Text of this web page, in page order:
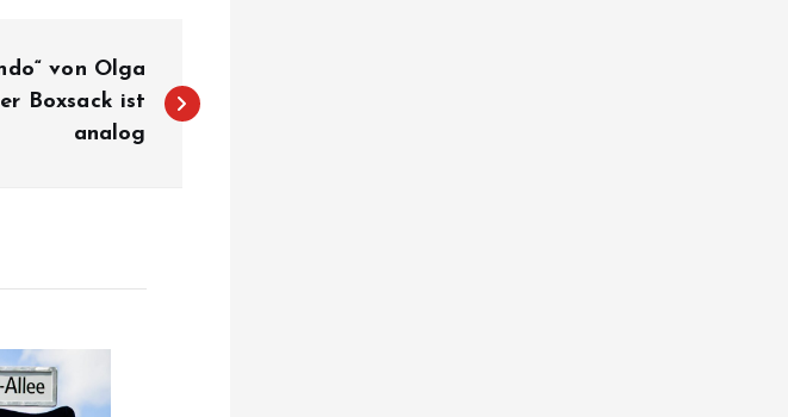
von Olga
Boxsack ist
analog